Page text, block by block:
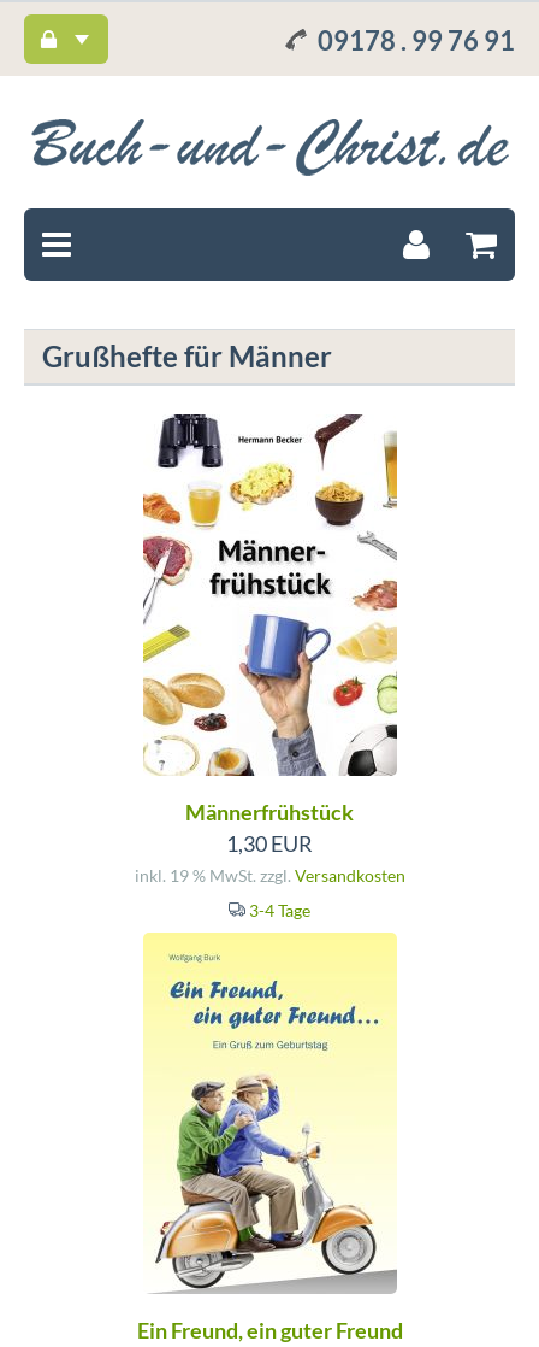
09178 . 99 76 91
Grußhefte für Männer
Männerfrühstück
1,30 EUR
inkl. 19 % MwSt. zzgl. Versandkosten
3-4 Tage
Ein Freund, ein guter Freund